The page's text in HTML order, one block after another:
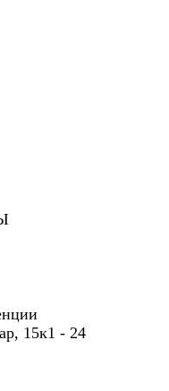
15к1 - 24